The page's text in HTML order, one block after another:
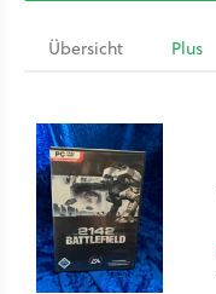
Übersicht Plus